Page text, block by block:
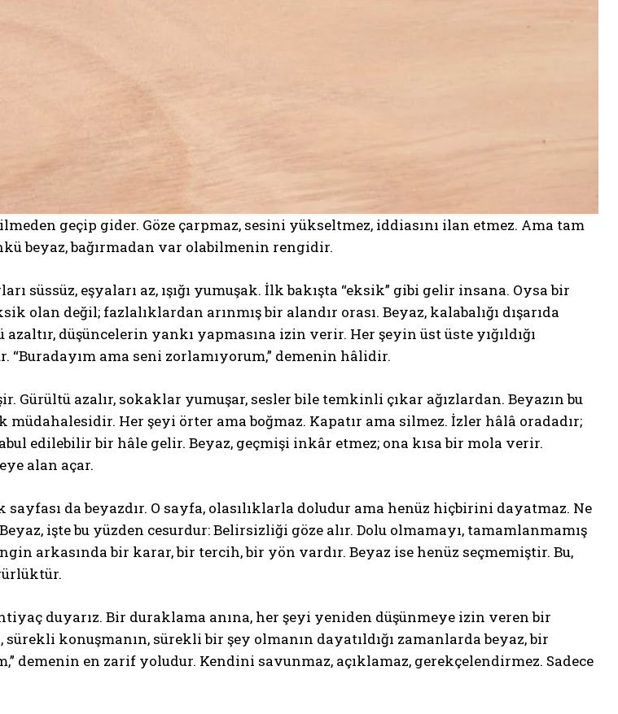
geçip gider. Göze çarpmaz, sesini yükseltmez, iddiasını ilan etmez. Ama tam
beyaz, bağırmadan var olabilmenin rengidir.
süssüz, eşyaları az, ışığı yumuşak. İlk bakışta “eksik” gibi gelir insana. Oysa bir
olan değil; fazlalıklardan arınmış bir alandır orası. Beyaz, kalabalığı dışarıda
düşüncelerin yankı yapmasına izin verir. Her şeyin üst üste yığıldığı
“Buradayım ama seni zorlamıyorum,” demenin hâlidir.
Gürültü azalır, sokaklar yumuşar, sesler bile temkinli çıkar ağızlardan. Beyazın bu
müdahalesidir. Her şeyi örter ama boğmaz. Kapatır ama silmez. İzler hâlâ oradadır;
edilebilir bir hâle gelir. Beyaz, geçmişi inkâr etmez; ona kısa bir mola verir.
alan açar.
sayfası da beyazdır. O sayfa, olasılıklarla doludur ama henüz hiçbirini dayatmaz. Ne
işte bu yüzden cesurdur: Belirsizliği göze alır. Dolu olmamayı, tamamlanmamış
arkasında bir karar, bir tercih, bir yön vardır. Beyaz ise henüz seçmemiştir. Bu,
duyarız. Bir duraklama anına, her şeyi yeniden düşünmeye izin veren bir
konuşmanın, sürekli bir şey olmanın dayatıldığı zamanlarda beyaz, bir
demenin en zarif yoludur. Kendini savunmaz, açıklamaz, gerekçelendirmez. Sadece